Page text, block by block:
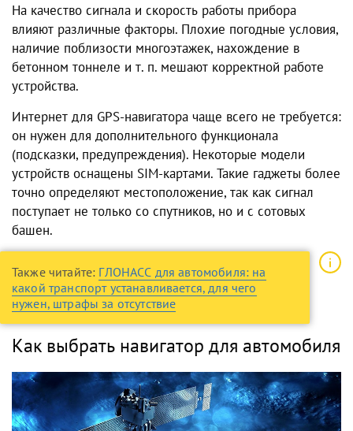
На качество сигнала и скорость работы прибора
влияют различные факторы. Плохие погодные условия,
наличие поблизости многоэтажек, нахождение в
бетонном тоннеле и т. п. мешают корректной работе
устройства.
Интернет для GPS-навигатора чаще всего не требуется:
он нужен для дополнительного функционала
(подсказки, предупреждения). Некоторые модели
устройств оснащены SIM-картами. Такие гаджеты более
точно определяют местоположение, так как сигнал
поступает не только со спутников, но и с сотовых
башен.
Также читайте: ГЛОНАСС для автомобиля: на
какой транспорт устанавливается, для чего
нужен, штрафы за отсутствие
Как выбрать навигатор для автомобиля